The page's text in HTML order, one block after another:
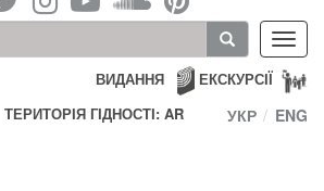
ЕКСКУРСІЇ
ВИДАННЯ
ТЕРИТОРІЯ ГІДНОСТІ: AR
УКР ENG